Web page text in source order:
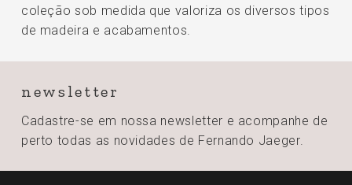
coleção sob medida que valoriza os diversos tipos
de madeira e acabamentos.
newsletter
Cadastre-se em nossa newsletter e acompanhe de
perto todas as novidades de Fernando Jaeger.